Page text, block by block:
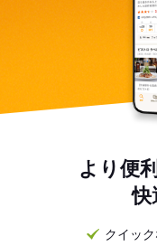
より便
快
クイッ